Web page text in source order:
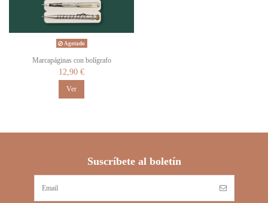
Agotado
Marcapáginas con bolígrafo
12,90 €
Ver
Suscríbete al boletín